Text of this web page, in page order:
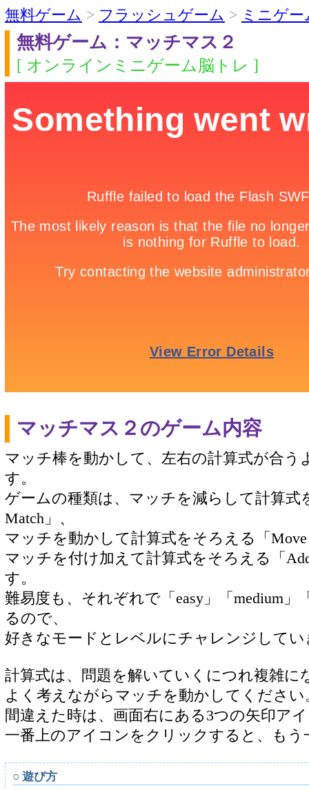
無料ゲーム > フラッシュゲーム > ミニゲー
無料ゲーム：マッチマス２
[ オンラインミニゲーム脳トレ ]
マッチマス２のゲーム内容
マッチ棒を動かして、左右の計算式が合
す。
ゲームの種類は、マッチを減らして計算式
Match」、
マッチを動かして計算式をそろえる「Move
マッチを付け加えて計算式をそろえる「
す。
難易度も、それぞれで「easy」「medium」
るので、
好きなモードとレベルにチャレンジして
計算式は、問題を解いていくにつれ複雑に
よく考えながらマッチを動かしてください
間違えた時は、画面右にある3つの矢印ア
一番上のアイコンをクリックすると、も
○ 遊び方